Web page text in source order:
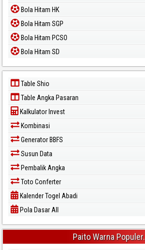
Bola Hitam HK
Bola Hitam SGP
Bola Hitam PCSO
Bola Hitam SD
Table Shio
Table Angka Pasaran
Kalkulator Invest
Kombinasi
Generator BBFS
Susun Data
Pembalik Angka
Toto Conferter
Kalender Togel Abadi
Pola Dasar All
Paito Warna Populer.